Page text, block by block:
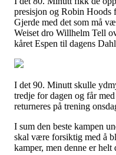
presisjon og Robin Hoods
Gjerde med det som må
Weiset dro Willhelm Tell
kåret Espen til dagens
I det 90. Minutt skulle
tredje for dagen og får
returneres på trening
I sum den beste kampen
skal være forsiktig med å
kamper, men denne er